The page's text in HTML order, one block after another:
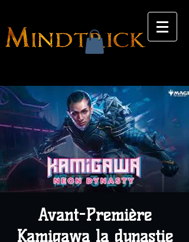
Avant-Première
Kamigawa la dynastie